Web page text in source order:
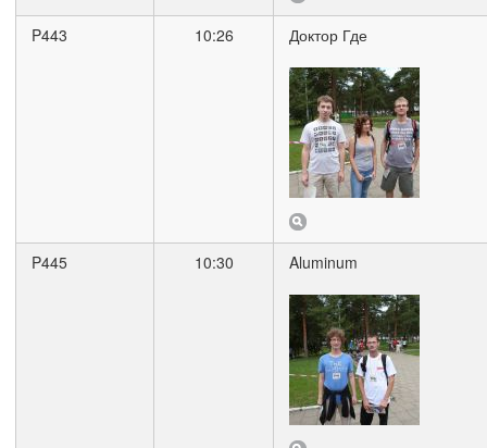
P443 10:26 Доктор Где
P445 10:30 Aluminum